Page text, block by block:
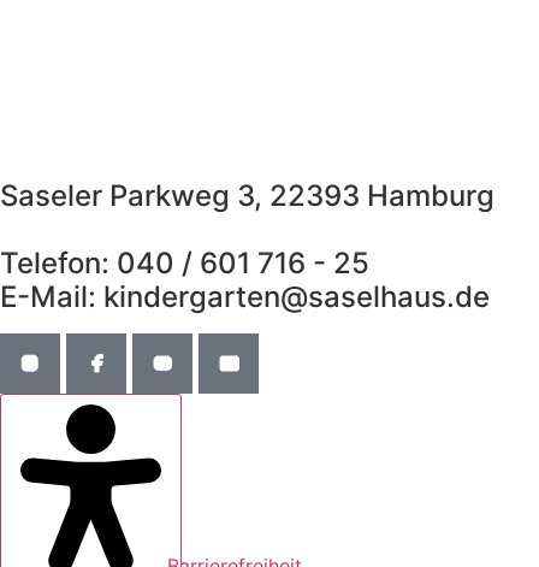
Saseler Parkweg 3, 22393 Hamburg
Telefon: 040 / 601 716 - 25
E-Mail: kindergarten@saselhaus.de